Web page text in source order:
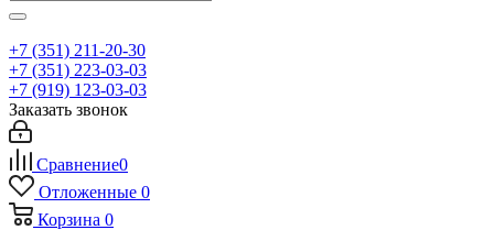
+7 (351) 211-20-30
+7 (351) 223-03-03
+7 (919) 123-03-03
Заказать звонок
Сравнение0
Отложенные 0
Корзина 0